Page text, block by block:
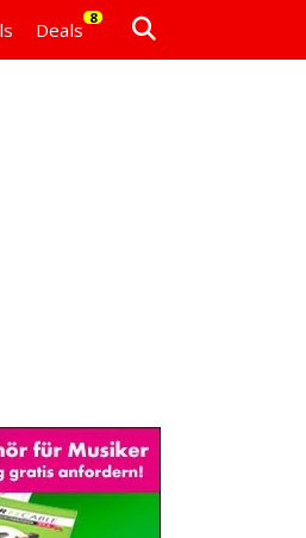
Deals
8